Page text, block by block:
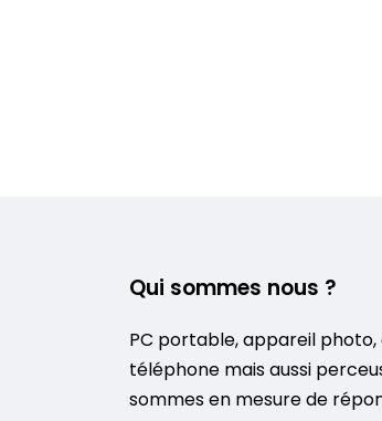
Qui sommes nous ?
PC portable, appareil
téléphone mais aussi
sommes en mesure de